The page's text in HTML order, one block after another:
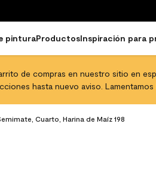
pinturaProductosInspiración para
de compras en nuestro sitio en
hasta nuevo aviso.
Cuarto, Harina de Maíz 198